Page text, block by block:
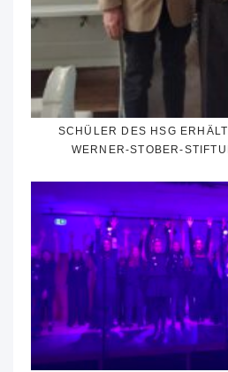
SCHÜLER DES HSG
WERNER-STOBER-